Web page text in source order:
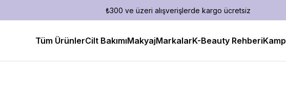
₺300 ve üzeri alışverişlerde kargo ücretsiz
Tüm ÜrünlerCilt BakımıMakyajMarkalarK-Beauty Rehberi